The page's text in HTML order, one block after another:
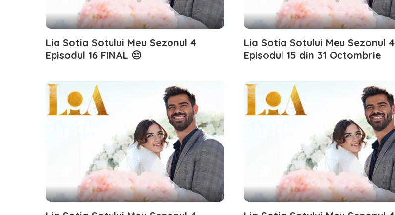
Lia Sotia Sotului Meu Sezonul 4
Episodul 16 FINAL 😔
Lia Sotia Sotului Meu Sezonul 4
Episodul 15 din 31 Octombrie